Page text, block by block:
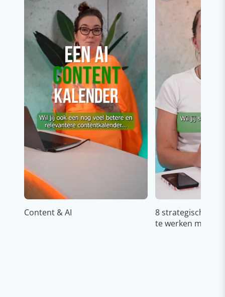
Content & AI
8 strategische
te werken met